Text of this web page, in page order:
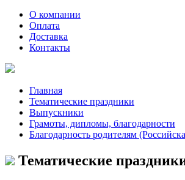
О компании
Оплата
Доставка
Контакты
Главная
Тематические праздники
Выпускники
Грамоты, дипломы, благодарности
Благодарность родителям
Тематические